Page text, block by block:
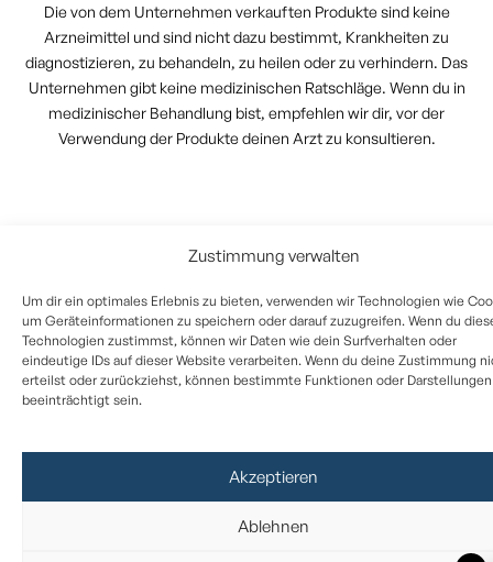
Zustimmung verwalten
Um dir ein optimales Erlebnis zu bieten, verwenden wir Technologien wie
um Geräteinformationen zu speichern oder darauf zuzugreifen. Wenn du
Technologien zustimmst, können wir Daten wie dein Surfverhalten oder
eindeutige IDs auf dieser Website verarbeiten. Wenn du deine Zustimmung
erteilst oder zurückziehst, können bestimmte Funktionen oder Darstellungen
beeinträchtigt sein.
Akzeptieren
Ablehnen
Die von dem Unternehmen verkauften Produkte sind keine
Arzneimittel und sind nicht dazu bestimmt, Krankheiten zu
diagnostizieren, zu behandeln, zu heilen oder zu verhindern. Das
Unternehmen gibt keine medizinischen Ratschläge. Wenn du in
medizinischer Behandlung bist, empfehlen wir dir, vor der
Verwendung der Produkte deinen Arzt zu konsultieren.